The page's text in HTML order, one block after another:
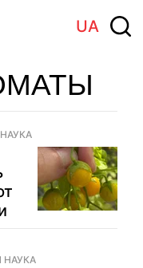
UA
НАУКА